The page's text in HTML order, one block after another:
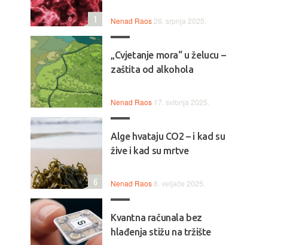
Nenad Raos 26. srpnja 2025.
1
„Cvjetanje mora“ u želucu –
zaštita od alkohola
Nenad Raos 17. svibnja 2025.
Alge hvataju CO2 – i kad su
žive i kad su mrtve
Nenad Raos8. veljače 2025.
6
Kvantna računala bez
hlađenja stižu na tržište